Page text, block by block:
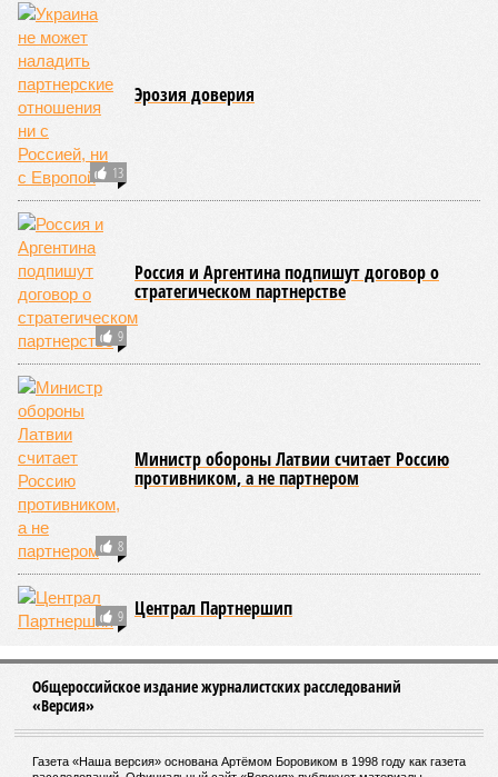
13
Эрозия доверия
9
Россия и Аргентина подпишут договор о
стратегическом партнерстве
8
Министр обороны Латвии считает Россию
противником, а не партнером
9 Централ Партнершип
Общероссийское издание журналистских расследований
«Версия»
Газета «Наша версия» основана Артёмом Боровиком в 1998 году как газета